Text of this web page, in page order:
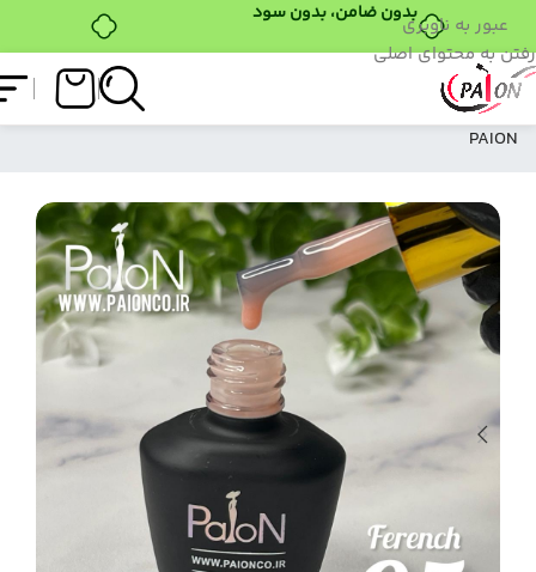
بدون ضامن، بدون سودعبور به ناوبری
رفتن به محتوای اصلی
فروشگاه
فرنچ بیس 05
PAION